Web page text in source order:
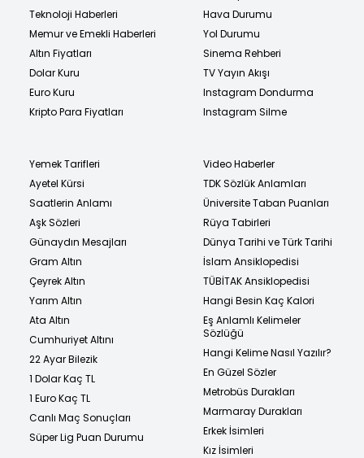
Teknoloji Haberleri
Memur ve Emekli Haberleri
Altın Fiyatları
Dolar Kuru
Euro Kuru
Kripto Para Fiyatları
Hava Durumu
Yol Durumu
Sinema Rehberi
TV Yayın Akışı
Instagram Dondurma
Instagram Silme
Yemek Tarifleri
Ayetel Kürsi
Saatlerin Anlamı
Aşk Sözleri
Günaydın Mesajları
Gram Altın
Çeyrek Altın
Yarım Altın
Ata Altın
Cumhuriyet Altını
22 Ayar Bilezik
1 Dolar Kaç TL
1 Euro Kaç TL
Canlı Maç Sonuçları
Süper Lig Puan Durumu
Video Haberler
TDK Sözlük Anlamları
Üniversite Taban Puanları
Rüya Tabirleri
Dünya Tarihi ve Türk Tarihi
İslam Ansiklopedisi
TÜBİTAK Ansiklopedisi
Hangi Besin Kaç Kalori
Eş Anlamlı Kelimeler
Sözlüğü
Hangi Kelime Nasıl Yazılır?
En Güzel Sözler
Metrobüs Durakları
Marmaray Durakları
Erkek İsimleri
Kız İsimleri